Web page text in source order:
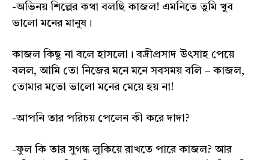
-অভিনয় শিল্পের কথা বলছি কাজল! এমনিতে তুমি খুব
ভালো মনের মানুষ।
কাজল কিছু না বলে হাসলো। বদ্রীপ্রসাদ উৎসাহ পেয়ে
বলল, আমি তো নিজের মনে মনে সবসময় বলি – কাজল,
তোমার মতো ভালো মনের মেয়ে হয় না!
-আপনি তার পরিচয় পেলেন কী করে দাদা?
-ফুল কি তার সুগন্ধ লুকিয়ে রাখতে পারে কাজল? আর